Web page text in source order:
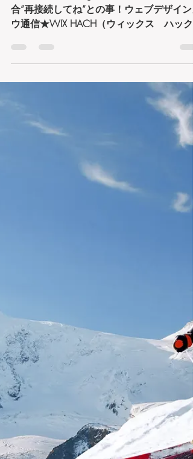
★ただちに『Instagram』を連携している場
合”再接続してね”との事！ウェブデザイン
ウ通信★WIX HACH（ウィックス ハック
もうWIX社から連絡が来てる方も多いと思
Instagramを連携している場合”再接続して